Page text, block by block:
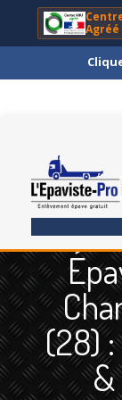
Agréé
ENLÈVEMENT
Quoi?
Scooter
Camion
(28)
&